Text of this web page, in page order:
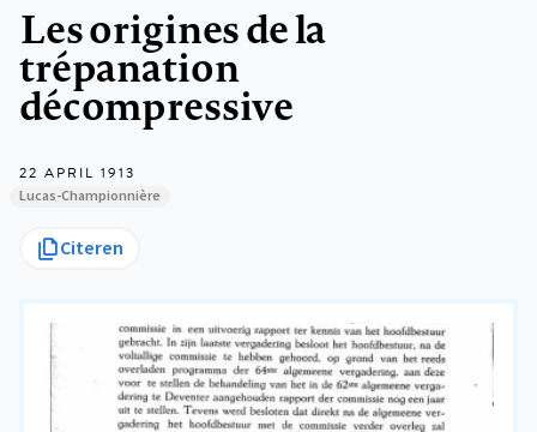
Les origines de la
trépanation
décompressive
22 APRIL 1913
Lucas-Championnière
Citeren